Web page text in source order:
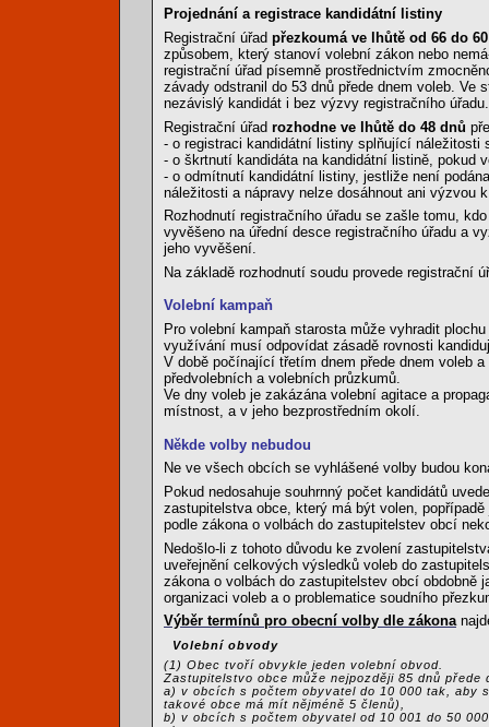
Projednání a registrace kandidátní listiny
Registrační úřad přezkoumá ve lhůtě od 66 do
způsobem, který stanoví volební zákon nebo
registrační úřad písemně prostřednictvím
závady odstranil do 53 dnů přede dnem voleb.
nezávislý kandidát i bez výzvy registračního úřadu.
Registrační úřad rozhodne ve lhůtě do 48 dnů
- o registraci kandidátní listiny splňující náležitosti
- o škrtnutí kandidáta na kandidátní listině, pokud
- o odmítnutí kandidátní listiny, jestliže není
náležitosti a nápravy nelze dosáhnout ani výzvou
Rozhodnutí registračního úřadu se zašle tomu,
vyvěšeno na úřední desce registračního úřadu a
jeho vyvěšení.
Na základě rozhodnutí soudu provede registrační
Volební kampaň
Pro volební kampaň starosta může vyhradit
využívání musí odpovídat zásadě rovnosti
V době počínající třetím dnem přede dnem voleb
předvolebních a volebních průzkumů.
Ve dny voleb je zakázána volební agitace a
místnost, a v jeho bezprostředním okolí.
Někde volby nebudou
Ne ve všech obcích se vyhlášené volby budou
Pokud nedosahuje souhrnný počet kandidátů
zastupitelstva obce, který má být volen,
podle zákona o volbách do zastupitelstev obcí
Nedošlo-li z tohoto důvodu ke zvolení
uveřejnění celkových výsledků voleb do
zákona o volbách do zastupitelstev obcí obdobně
organizaci voleb a o problematice soudního
Výběr termínů pro obecní volby dle zákona
Volební obvody
(1) Obec tvoří obvykle jeden volební obvod.
Zastupitelstvo obce může nejpozději 85 dnů
a) v obcích s počtem obyvatel do 10 000 tak, aby
takové obce má mít nějméně 5 členů),
b) v obcích s počtem obyvatel od 10 001 do 50